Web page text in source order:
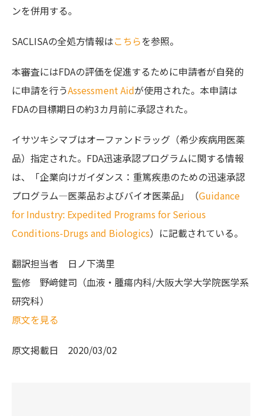
ンを併用する。
SACLISAの全処方情報はこちらを参照。
本審査にはFDAの評価を促進するために申請者が自発的
に申請を行うAssessment Aidが使用された。本申請は
FDAの目標期日の約3カ月前に承認された。
イサツキシマブはオーファンドラッグ（希少疾病用医薬
品）指定された。FDA迅速承認プログラムに関する情報
は、「企業向けガイダンス：重篤疾患のための迅速承認
プログラム―医薬品およびバイオ医薬品」（Guidance
for Industry: Expedited Programs for Serious
Conditions-Drugs and Biologics）に記載されている。
翻訳担当者 日ノ下満里
監修 野﨑健司（血液・腫瘍内科/大阪大学大学院医学系
研究科）
原文を見る
原文掲載日 2020/03/02